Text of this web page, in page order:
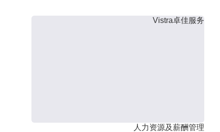
Vistra卓佳服务
人力资源及薪酬管理